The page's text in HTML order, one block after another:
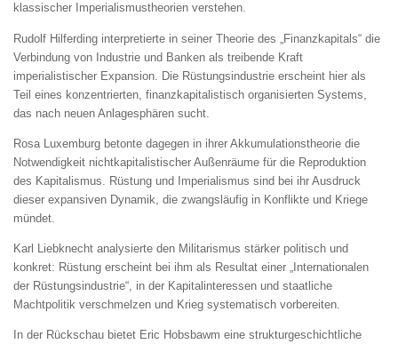
klassischer Imperialismustheorien verstehen.
Rudolf Hilferding interpretierte in seiner Theorie des „Finanzkapitals“ die
Verbindung von Industrie und Banken als treibende Kraft
imperialistischer Expansion. Die Rüstungsindustrie erscheint hier als
Teil eines konzentrierten, finanzkapitalistisch organisierten Systems,
das nach neuen Anlagesphären sucht.
Rosa Luxemburg betonte dagegen in ihrer Akkumulationstheorie die
Notwendigkeit nichtkapitalistischer Außenräume für die Reproduktion
des Kapitalismus. Rüstung und Imperialismus sind bei ihr Ausdruck
dieser expansiven Dynamik, die zwangsläufig in Konflikte und Kriege
mündet.
Karl Liebknecht analysierte den Militarismus stärker politisch und
konkret: Rüstung erscheint bei ihm als Resultat einer „Internationalen
der Rüstungsindustrie“, in der Kapitalinteressen und staatliche
Machtpolitik verschmelzen und Krieg systematisch vorbereiten.
In der Rückschau bietet Eric Hobsbawm eine strukturgeschichtliche